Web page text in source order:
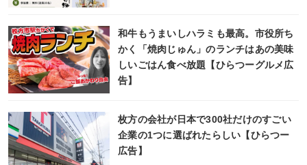
和牛もうまいしハラミも最高。市役所ち
かく「焼肉じゅん」のランチはあの美味
しいごはん食べ放題【ひらつーグルメ広
告】
枚方の会社が日本で300社だけのすごい
企業の1つに選ばれたらしい【ひらつー
広告】